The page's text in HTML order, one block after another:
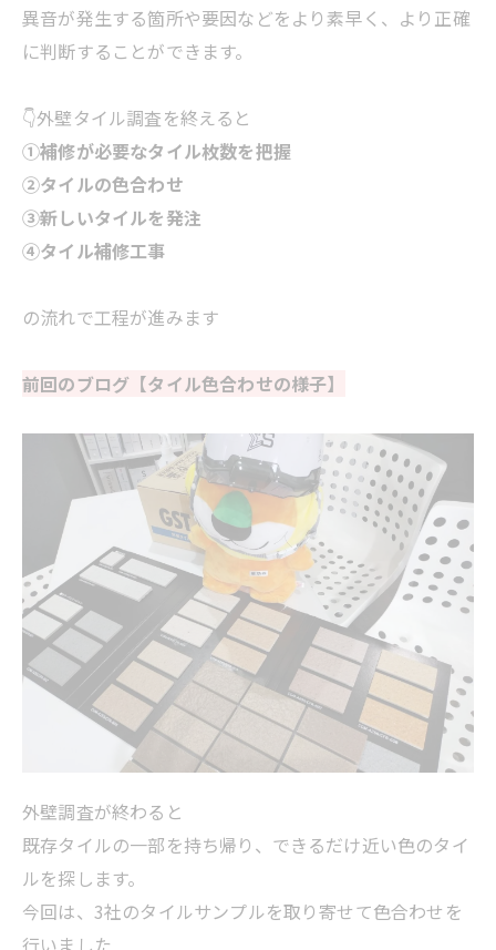
異音が発生する箇所や要因などをより素早く、より正確
に判断することができます。
👇外壁タイル調査を終えると
①補修が必要なタイル枚数を把握
②タイルの色合わせ
③新しいタイルを発注
④タイル補修工事
の流れで工程が進みます
前回のブログ【タイル色合わせの様子】
外壁調査が終わると
既存タイルの一部を持ち帰り、できるだけ近い色のタイ
ルを探します。
今回は、3社のタイルサンプルを取り寄せて色合わせを